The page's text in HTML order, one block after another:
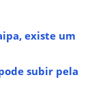
existe um
subir pela